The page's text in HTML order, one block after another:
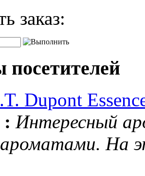
заказ:
Dupont
Интересный
ароматами. На